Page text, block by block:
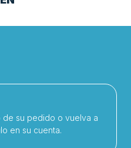
de su pedido o vuelva a
en su cuenta.